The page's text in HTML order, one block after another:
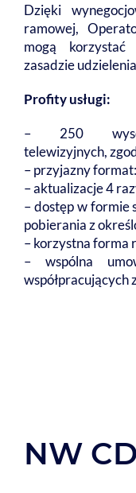
Dzięki
ramowej,
mogą
zasadzie
Profity usługi:
– 250
telewizyjnych,
– przyjazny
– aktualizacje 4
– dostęp w formie
pobierania z
– korzystna forma
– wspólna
współpracujących
NW